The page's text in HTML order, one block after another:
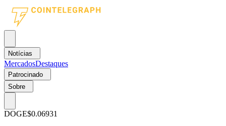
Notícias
MercadosDestaques
Patrocinado
Sobre
DOGE$0.06931